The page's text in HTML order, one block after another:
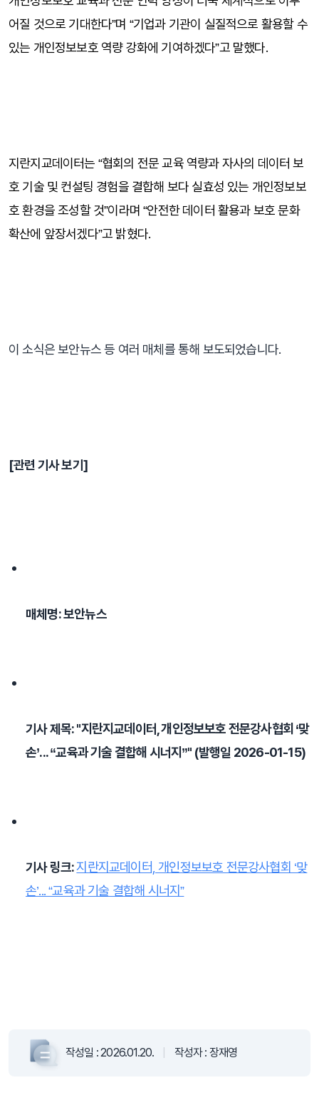
어질 것으로 기대한다”며 “기업과 기관이 실질적으로 활용할 수
있는 개인정보보호 역량 강화에 기여하겠다”고 말했다.
지란지교데이터는 “협회의 전문 교육 역량과 자사의 데이터 보
호 기술 및 컨설팅 경험을 결합해 보다 실효성 있는 개인정보보
호 환경을 조성할 것”이라며 “안전한 데이터 활용과 보호 문화
확산에 앞장서겠다”고 밝혔다.
이 소식은 보안뉴스 등 여러 매체를 통해 보도되었습니다.
[관련 기사 보기]
매체명: 보안뉴스
기사 제목: "지란지교데이터, 개인정보보호 전문강사협회 ‘맞
손’... “교육과 기술 결합해 시너지”" (발행일 2026-01-15)
기사 링크: 지란지교데이터, 개인정보보호 전문강사협회 ‘맞
손’... “교육과 기술 결합해 시너지”
작성일 :2026.01.20. 작성자 : 장재영